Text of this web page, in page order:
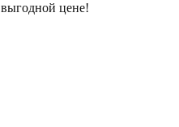
выгодной цене!